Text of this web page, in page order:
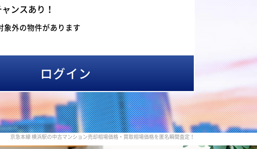
ンスあり！
外の物件があります
ログイン
京急本線 横浜駅の中古マンション売却相場価格・買取相場価格を匿名瞬間査定！